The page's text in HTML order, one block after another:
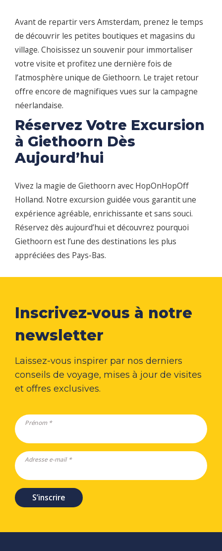
Avant de repartir vers Amsterdam, prenez le temps
de découvrir les petites boutiques et magasins du
village. Choisissez un souvenir pour immortaliser
votre visite et profitez une dernière fois de
l’atmosphère unique de Giethoorn. Le trajet retour
offre encore de magnifiques vues sur la campagne
néerlandaise.
Réservez Votre Excursion
à Giethoorn Dès
Aujourd’hui
Vivez la magie de Giethoorn avec HopOnHopOff
Holland. Notre excursion guidée vous garantit une
expérience agréable, enrichissante et sans souci.
Réservez dès aujourd’hui et découvrez pourquoi
Giethoorn est l’une des destinations les plus
appréciées des Pays-Bas.
Inscrivez-vous à notre
newsletter
Laissez-vous inspirer par nos derniers
conseils de voyage, mises à jour de visites
et offres exclusives.
Prénom *
Adresse e-mail *
S’inscrire